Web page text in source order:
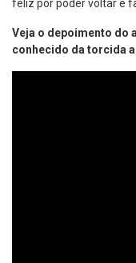
feliz por poder voltar e
Veja o depoimento do
conhecido da torcida